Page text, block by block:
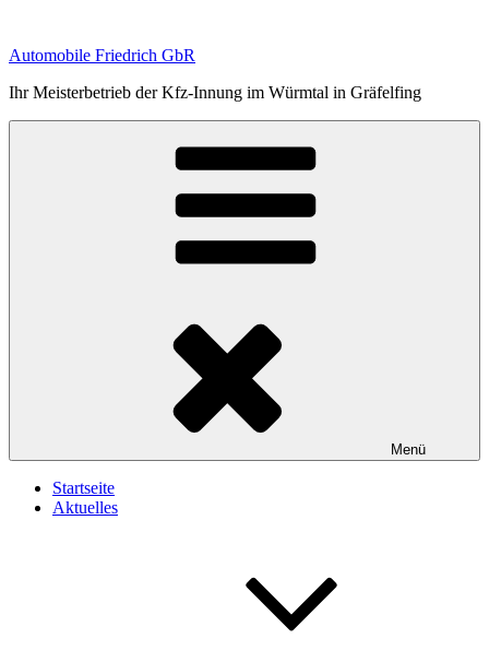
springen
Automobile Friedrich GbR
Ihr Meisterbetrieb der Kfz-Innung im Würmtal in Gräfelfing
Menü
Startseite
Aktuelles